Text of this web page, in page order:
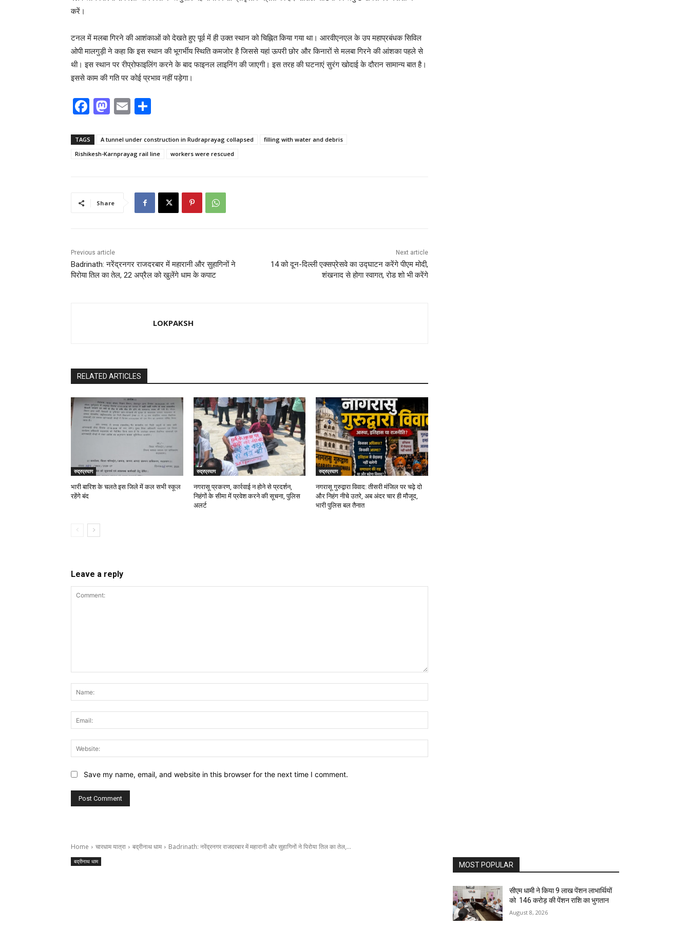
करें।
टनल में मलबा गिरने की आशंकाओं को देखते हुए पूर्व में ही उक्त स्थान को चिह्नित किया गया था। आरवीएनएल के उप महाप्रबंधक सिविल
ओपी मालगुड़ी ने कहा कि इस स्थान की भूगर्भीय स्थिति कमजोर है जिससे यहां ऊपरी छोर और किनारों से मलबा गिरने की आंशका पहले से
थी। इस स्थान पर रीप्रोफाइलिंग करने के बाद फाइनल लाइनिंग की जाएगी। इस तरह की घटनाएं सुरंग खोदाई के दौरान सामान्य बात है।
इससे काम की गति पर कोई प्रभाव नहीं पड़ेगा।
F
c
e
o
M
st
o
n
E
ai
l
ar
e
TAGS A tunnel under construction in Rudraprayag collapsed
filling with water and debris
Rishikesh-Karnprayag rail line
workers were rescued
Share
Previous article
Badrinath: नरेंद्रनगर राजदरबार में महारानी और सुहागिनों ने
पिरोया तिल का तेल, 22 अप्रैल को खुलेंगे धाम के कपाट
Next article
14 को दून-दिल्ली एक्सप्रेसवे का उद्घाटन करेंगे पीएम मोदी,
शंखनाद से होगा स्वागत, रोड शो भी करेंगे
LOKPAKSH
RELATED ARTICLES
रुद्रप्रयाग
भारी बारिश के चलते इस जिले में कल सभी स्कूल
रहेंगे बंद
रुद्रप्रयाग
नगरासू प्रकरण, कार्रवाई न होने से प्रदर्शन,
निहंगों के सीमा में प्रवेश करने की सूचना, पुलिस
अलर्ट
रुद्रप्रयाग
नगरासू गुरुद्वारा विवाद: तीसरी मंजिल पर चढ़े दो
और निहंग नीचे उतरे, अब अंदर चार ही मौजूद,
भारी पुलिस बल तैनात
Leave a reply
Save my name, email, and website in this browser for the next time I comment.